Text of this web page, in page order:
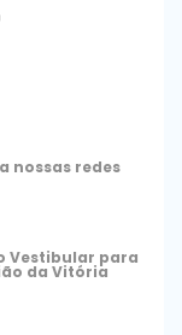
nossas redes
Vestibular para
da Vitória